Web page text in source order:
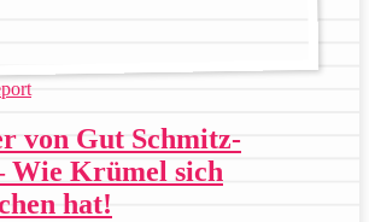
von Gut Schmitz-
Wie Krümel sich
hat!